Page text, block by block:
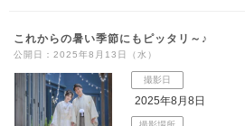
これからの暑い季節にもピッタリ～♪
公開日：2025年8月13日（水）
撮影日
2025年8月8日